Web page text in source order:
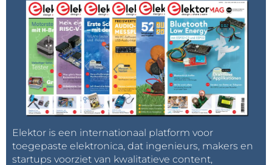
Elektor is een internationaal platform voor
toegepaste elektronica, dat ingenieurs, makers en
startups voorziet van kwalitatieve content,